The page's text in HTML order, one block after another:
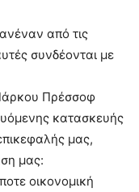
από τις
συνδέονται με
Πρέσσοφ
κατασκευής
μας,
μας:
οικονομική